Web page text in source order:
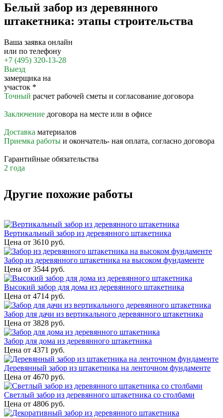
Белый забор из деревянного
штакетника: этапы строительства
Ваша заявка онлайн
или по телефону
+7 (495) 320-13-28
Выезд
замерщика на
участок *
Точный расчет рабочей сметы и согласование договора
Заключение договора на месте или в офисе
Доставка материалов
Приемка работы и окончатель- ная оплата, согласно договора
Гарантийные обязательства
2 года
Другие похожие работы
Вертикальный забор из деревянного штакетника
Цена от 3610 руб.
Забор из деревянного штакетника на высоком фундаменте
Цена от 3544 руб.
Высокий забор для дома из деревянного штакетника
Цена от 4714 руб.
Забор для дачи из вертикального деревянного штакетника
Цена от 3828 руб.
Забор для дома из деревянного штакетника
Цена от 4371 руб.
Деревянный забор из штакетника на ленточном фундаменте
Цена от 4670 руб.
Светлый забор из деревянного штакетника со столбами
Цена от 4806 руб.